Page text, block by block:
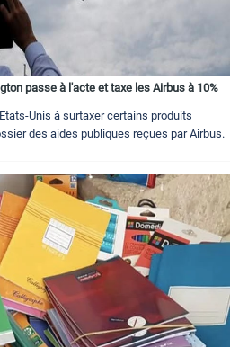
passe à l'acte et taxe les Airbus à 10%
Unis à surtaxer certains produits
des aides publiques reçues par Airbus.